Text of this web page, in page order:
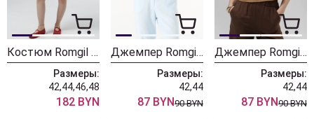
Костюм Romgil РП0141-ХЛ4 красный
Размеры:
42,44,46,48
182 BYN
Джемпер Romgil РВ0400-АК4 белый
Размеры:
42,44
87 BYN90 BYN
Джемпер Romgil РВ0400-АК4 кэмел
Размеры:
42,44
87 BYN90 BYN